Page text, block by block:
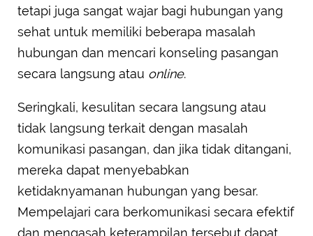
tetapi juga sangat wajar bagi hubungan yang
sehat untuk memiliki beberapa masalah
hubungan dan mencari konseling pasangan
secara langsung atau online.
Seringkali, kesulitan secara langsung atau
tidak langsung terkait dengan masalah
komunikasi pasangan, dan jika tidak ditangani,
mereka dapat menyebabkan
ketidaknyamanan hubungan yang besar.
Mempelajari cara berkomunikasi secara efektif
dan mengasah keterampilan tersebut dapat